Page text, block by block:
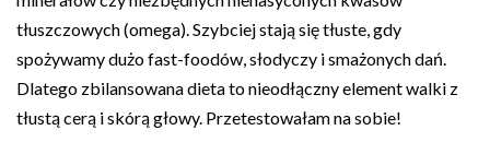
tłuszczowych (omega). Szybciej stają się tłuste, gdy
spożywamy dużo fast-foodów, słodyczy i smażonych dań.
Dlatego zbilansowana dieta to nieodłączny element walki z
tłustą cerą i skórą głowy. Przetestowałam na sobie!